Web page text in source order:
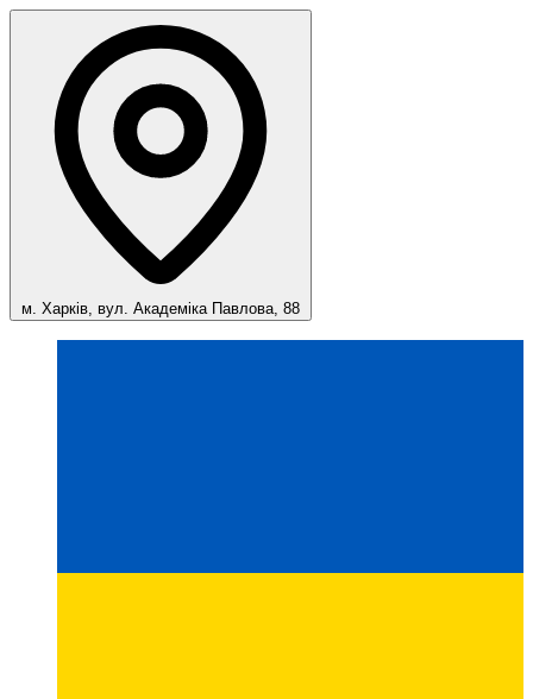
м. Харків, вул. Академіка Павлова, 88